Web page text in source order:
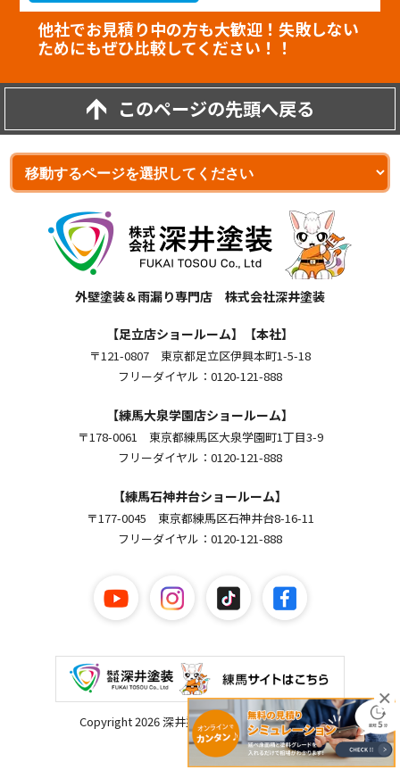
他社でお見積り中の方も大歓迎！失敗しない
ためにもぜひ比較してください！！
このページの先頭へ戻る
外壁塗装＆雨漏り専門店 株式会社深井塗装
【足立店ショールーム】【本社】
〒121-0807 東京都足立区伊興本町1-5-18
フリーダイヤル：0120-121-888
【練馬大泉学園店ショールーム】
〒178-0061 東京都練馬区大泉学園町1丁目3-9
フリーダイヤル：0120-121-888
【練馬石神井台ショールーム】
〒177-0045 東京都練馬区石神井台8-16-11
フリーダイヤル：0120-121-888
Copyright 2026 深井塗装. All Rights Reserved.